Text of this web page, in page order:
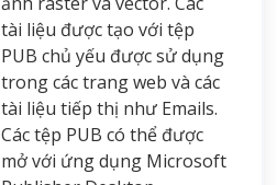
tài liệu được tạo với tệp
PUB chủ yếu được sử dụng
trong các trang web và các
tài liệu tiếp thị như Emails.
Các tệp PUB có thể được
mở với ứng dụng Microsoft